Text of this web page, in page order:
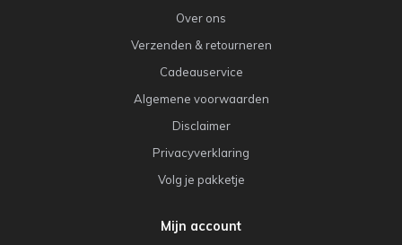
Over ons
Verzenden & retourneren
Cadeauservice
Algemene voorwaarden
Disclaimer
Privacyverklaring
Volg je pakketje
Mijn account